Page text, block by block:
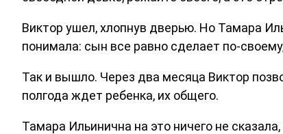
Виктор ушел, хлопнув дверью. Но Тамара
понимала: сын все равно сделает по-
Так и вышло. Через два месяца Виктор
полгода ждет ребенка, их общего.
Тамара Ильинична на это ничего не